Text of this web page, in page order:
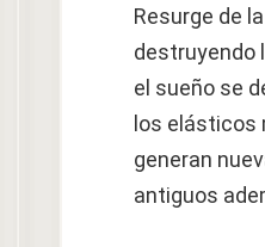
Resurge de
destruyendo
el sueño se
los elásticos
generan
antiguos